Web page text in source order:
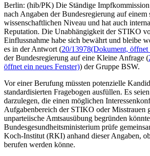
Berlin: (hib/PK) Die Ständige
nach Angaben der Bundesregierung auf einem
wissenschaftlichen Niveau und hat auch
Reputation. Die Unabhängigkeit der STIKO
Einflussnahme habe sich bewährt und bleibe
es in der Antwort (20/13978(Dokument, öffnet
der Bundesregierung auf eine Kleine Anfrage (
öffnet ein neues Fenster)) der Gruppe BSW.
Vor einer Berufung müssten potenzielle
standardisierten Fragebogen ausfüllen. Es
darzulegen, die einen möglichen
Aufgabenbereich der STIKO oder Misstrauen
unparteiische Amtsausübung begründen
Bundesgesundheitsministerium prüfe
Koch-Institut (RKI) anhand dieser Angaben,
berufen werden könne.